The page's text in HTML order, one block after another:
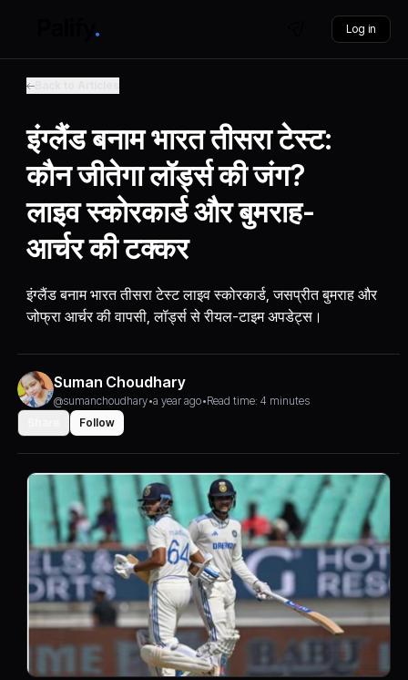
Log in
इंग्लैंड बनाम भारत तीसरा टेस्ट:
कौन जीतेगा लॉर्ड्स की जंग?
लाइव स्कोरकार्ड और बुमराह-
आर्चर की टक्कर
इंग्लैंड बनाम भारत तीसरा टेस्ट लाइव स्कोरकार्ड, जसप्रीत बुमराह और
जोफ्रा आर्चर की वापसी, लॉर्ड्स से रीयल-टाइम अपडेट्स।
Suman Choudhary
@sumanchoudhary•a year ago•Read time: 4 minutes
Follow